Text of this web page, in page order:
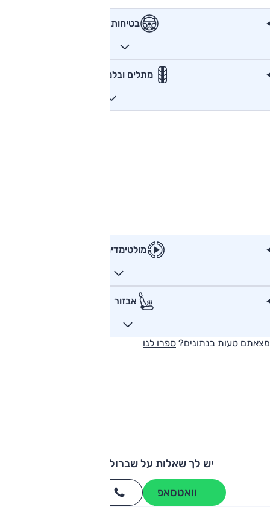
בטיחות
מתלים ובלמים
מולטימדיה
אבזור
מצאתם טעות בנתונים? ספרו לנו
יש לך שאלות על שברולט סילברדו?
וואטסאפ חייגו